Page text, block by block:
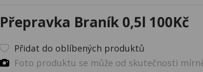
Přepravka Braník 0,5l 100Kč
Přidat do oblíbených produktů
Foto produktu se může od skutečnosti